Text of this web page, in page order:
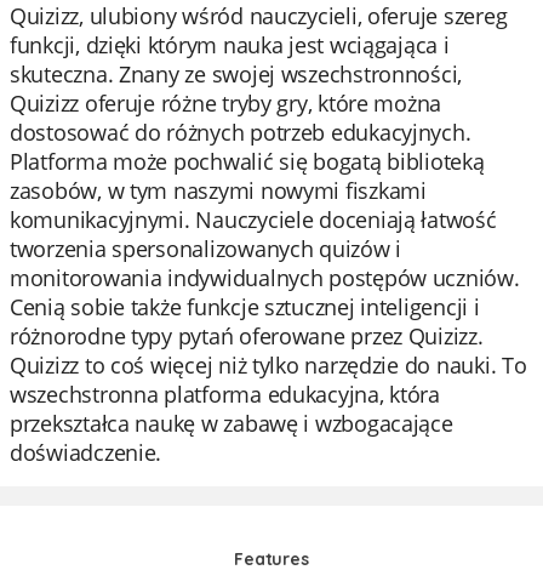
Quizizz, ulubiony wśród nauczycieli, oferuje szereg
funkcji, dzięki którym nauka jest wciągająca i
skuteczna. Znany ze swojej wszechstronności,
Quizizz oferuje różne tryby gry, które można
dostosować do różnych potrzeb edukacyjnych.
Platforma może pochwalić się bogatą biblioteką
zasobów, w tym naszymi nowymi fiszkami
komunikacyjnymi. Nauczyciele doceniają łatwość
tworzenia spersonalizowanych quizów i
monitorowania indywidualnych postępów uczniów.
Cenią sobie także funkcje sztucznej inteligencji i
różnorodne typy pytań oferowane przez Quizizz.
Quizizz to coś więcej niż tylko narzędzie do nauki. To
wszechstronna platforma edukacyjna, która
przekształca naukę w zabawę i wzbogacające
doświadczenie.
Features